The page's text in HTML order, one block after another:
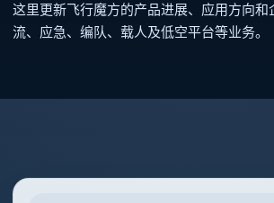
这里更新飞行魔方的产品进展、应用方向和
流、应急、编队、载人及低空平台等业务。